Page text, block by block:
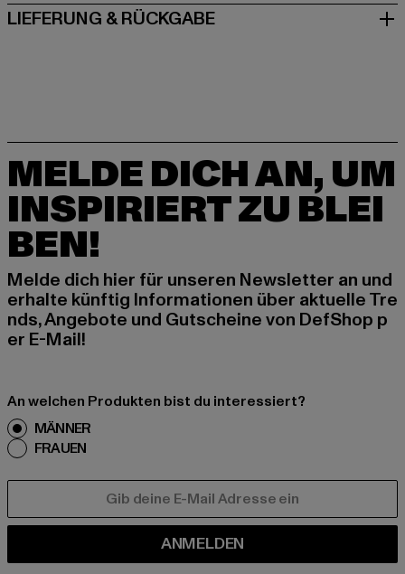
LIEFERUNG & RÜCKGABE
MELDE DICH AN, UM
INSPIRIERT ZU BLEI
BEN!
Melde dich hier für unseren Newsletter an und
erhalte künftig Informationen über aktuelle Tre
nds, Angebote und Gutscheine von DefShop p
er E-Mail!
An welchen Produkten bist du interessiert?
MÄNNER
FRAUEN
ANMELDEN